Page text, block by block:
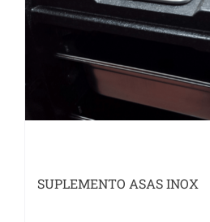
SUPLEMENTO ASAS INOX